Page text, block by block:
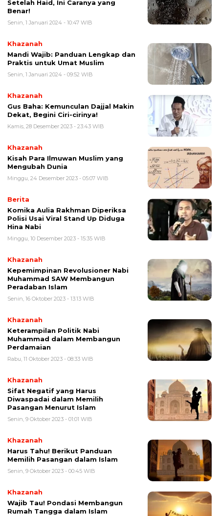
Setelah Haid, Ini Caranya yang
Benar!
Senin, 1 Januari 2024 - 10:47 WIB
Khazanah
Mandi Wajib: Panduan Lengkap dan
Praktis untuk Umat Muslim
Senin, 1 Januari 2024 - 09:52 WIB
Khazanah
Gus Baha: Kemunculan Dajjal Makin
Dekat, Begini Ciri-cirinya!
Kamis, 28 Desember 2023 - 23:43 WIB
Khazanah
Kisah Para Ilmuwan Muslim yang
Mengubah Dunia
Minggu, 24 Desember 2023 - 05:07 WIB
Berita
Komika Aulia Rakhman Diperiksa
Polisi Usai Viral Stand Up Diduga
Hina Nabi
Minggu, 10 Desember 2023 - 15:35 WIB
Khazanah
Kepemimpinan Revolusioner Nabi
Muhammad SAW Membangun
Peradaban Islam
Senin, 16 Oktober 2023 - 13:13 WIB
Khazanah
Keterampilan Politik Nabi
Muhammad dalam Membangun
Perdamaian
Rabu, 11 Oktober 2023 - 08:33 WIB
Khazanah
Sifat Negatif yang Harus
Diwaspadai dalam Memilih
Pasangan Menurut Islam
Senin, 9 Oktober 2023 - 01:01 WIB
Khazanah
Harus Tahu! Berikut Panduan
Memilih Pasangan dalam Islam
Senin, 9 Oktober 2023 - 00:45 WIB
Khazanah
Wajib Tau! Pondasi Membangun
Rumah Tangga dalam Islam